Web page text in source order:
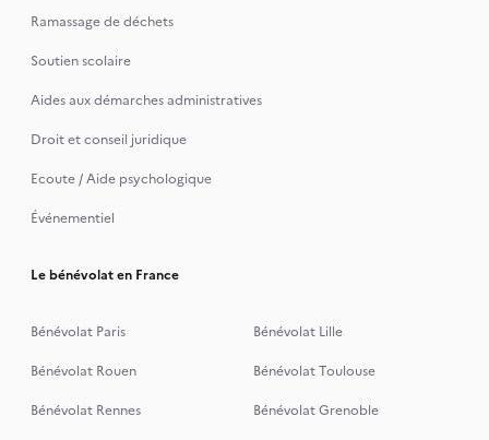
Ramassage de déchets
Soutien scolaire
Aides aux démarches administratives
Droit et conseil juridique
Ecoute / Aide psychologique
Événementiel
Le bénévolat en France
Bénévolat Paris
Bénévolat Lille
Bénévolat Rouen
Bénévolat Toulouse
Bénévolat Rennes
Bénévolat Grenoble